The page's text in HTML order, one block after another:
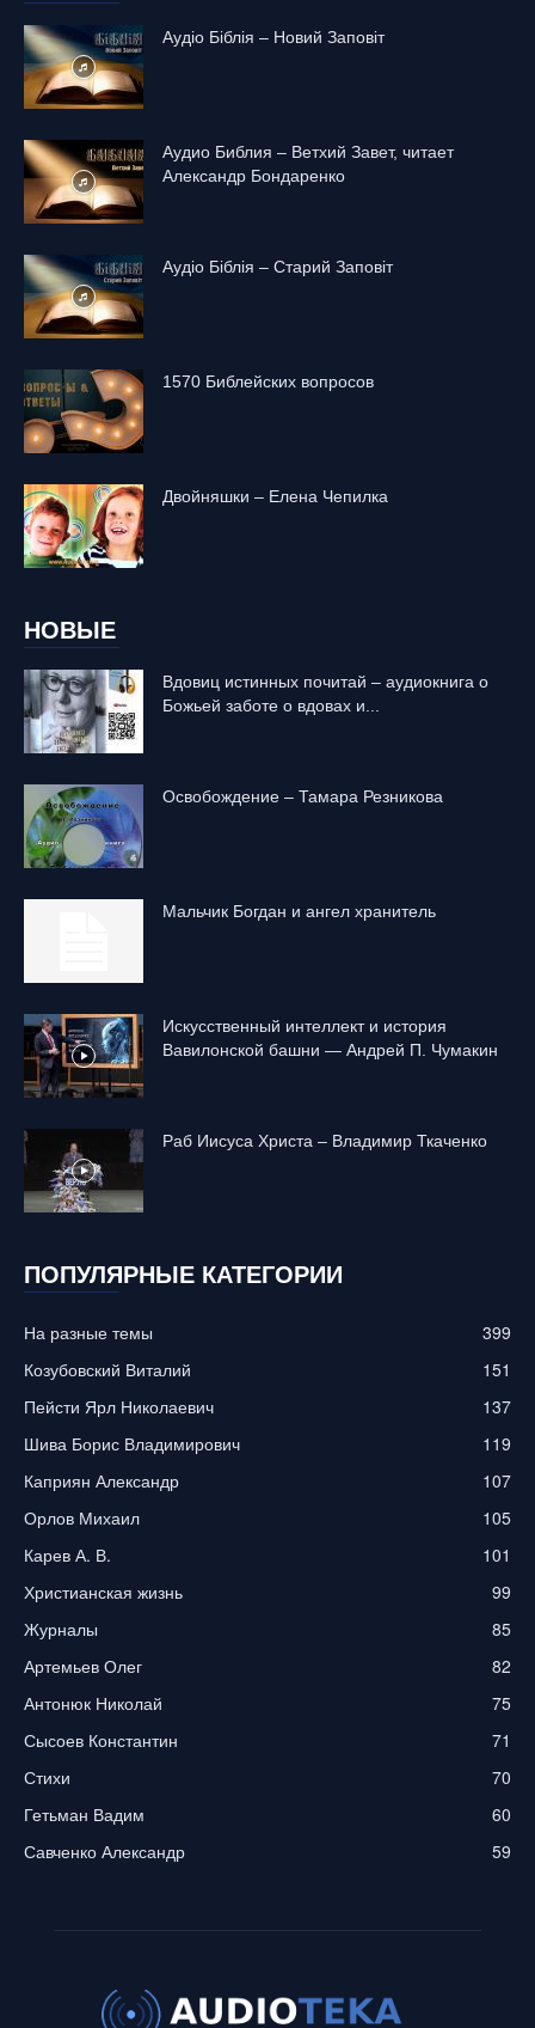
Аудіо Біблія – Новий Заповіт
Аудио Библия – Ветхий Завет, читает
Александр Бондаренко
Аудіо Біблія – Старий Заповіт
1570 Библейских вопросов
Двойняшки – Елена Чепилка
НОВЫЕ
Вдовиц истинных почитай – аудиокнига о
Божьей заботе о вдовах и...
Освобождение – Тамара Резникова
Mальчик Богдан и ангел хранитель
Искусственный интеллект и история
Вавилонской башни — Андрей П. Чумакин
Раб Иисуса Христа – Владимир Ткаченко
ПОПУЛЯРНЫЕ КАТЕГОРИИ
На разные темы
399
Козубовский Виталий
151
Пейсти Ярл Николаевич
137
Шива Борис Владимирович
119
Каприян Александр
107
Орлов Михаил
105
Карев А. В.
101
Христианская жизнь
99
Журналы
85
Артемьев Олег
82
Антонюк Николай
75
Сысоев Константин
71
Стихи
70
Гетьман Вадим
60
Савченко Александр
59